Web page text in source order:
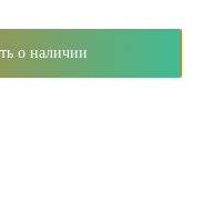
Сообщить о наличии